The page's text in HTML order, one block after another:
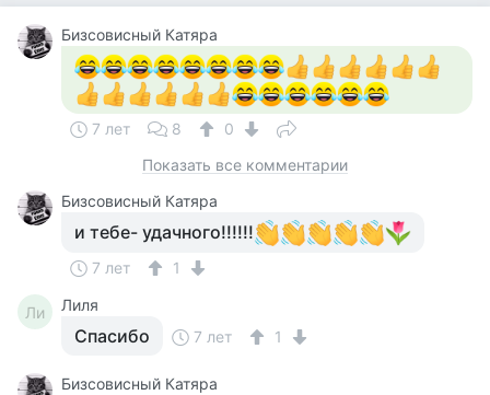
Бизсовисный Катяра
7 лет 8
0
Показать все комментарии
Бизсовисный Катяра
и тебе- удачного!!!!!!
7 лет 1
Ли Лиля
Спасибо 7 лет 1
Бизсовисный Катяра